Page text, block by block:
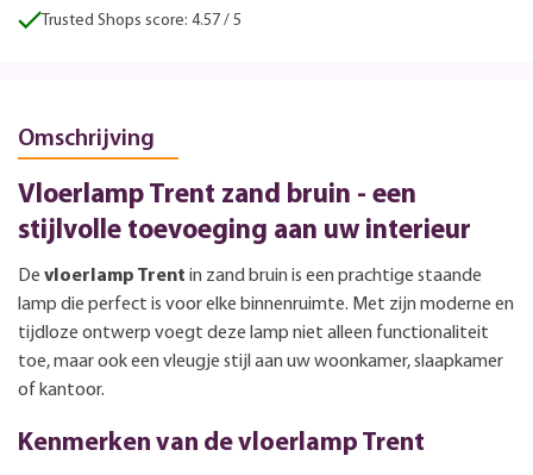
Trusted Shops score: 4.57 / 5
Omschrijving
Vloerlamp Trent zand bruin - een
stijlvolle toevoeging aan uw interieur
De vloerlamp Trent in zand bruin is een prachtige staande
lamp die perfect is voor elke binnenruimte. Met zijn moderne en
tijdloze ontwerp voegt deze lamp niet alleen functionaliteit
toe, maar ook een vleugje stijl aan uw woonkamer, slaapkamer
of kantoor.
Kenmerken van de vloerlamp Trent